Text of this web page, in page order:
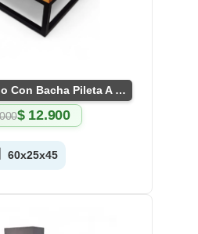
Mueble De Baño Con Bacha Pileta A Medida En Madera
El
era:
$12.900
El
es:
60x25x45